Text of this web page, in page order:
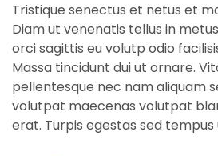
Tristique senectus et netus et
Diam ut venenatis tellus in
orci sagittis eu volutp odio
Massa tincidunt dui ut ornare.
pellentesque nec nam aliquam
volutpat maecenas volutpat
erat. Turpis egestas sed